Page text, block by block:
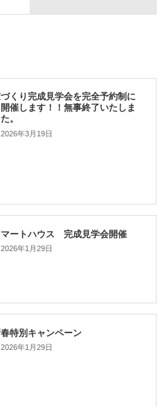
家づくり完成見学会を完全予約制
て開催します！！無事終了いたし
した。
2026年3月19日
2026年1月29日
2026年1月29日